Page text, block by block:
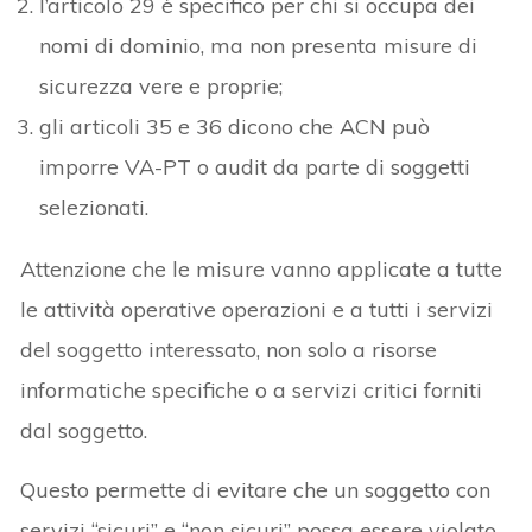
l’articolo 29 è specifico per chi si occupa dei
nomi di dominio, ma non presenta misure di
sicurezza vere e proprie;
gli articoli 35 e 36 dicono che ACN può
imporre VA-PT o audit da parte di soggetti
selezionati.
Attenzione che le misure vanno applicate a tutte
le attività operative operazioni e a tutti i servizi
del soggetto interessato, non solo a risorse
informatiche specifiche o a servizi critici forniti
dal soggetto.
Questo permette di evitare che un soggetto con